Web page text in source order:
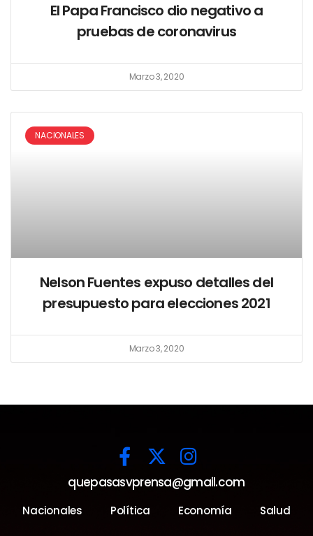
El Papa Francisco dio negativo a
pruebas de coronavirus
Marzo 3, 2020
NACIONALES
Nelson Fuentes expuso detalles del
presupuesto para elecciones 2021
Marzo 3, 2020
quepasasvprensa@gmail.com
Nacionales Política Economía Salud